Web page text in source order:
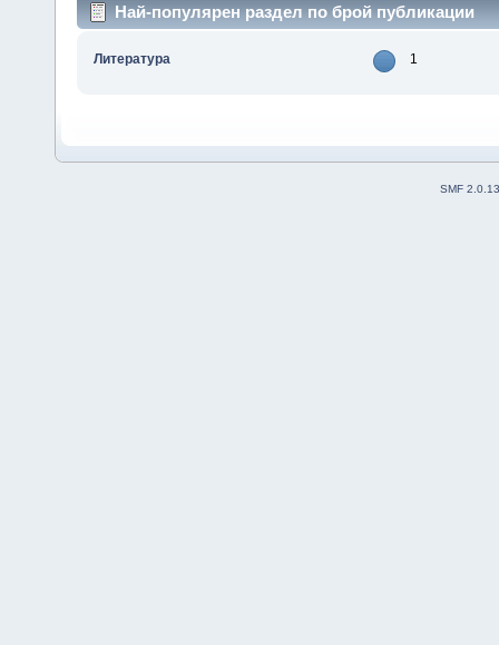
Най-популярен раздел по брой публикации
Литература 1
SMF 2.0.13